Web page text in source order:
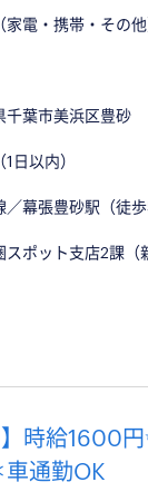
家電・携帯・その他
千葉市美浜区豊砂
日以内）
／幕張豊砂駅（徒歩
スポット支店2課（
】時給1600
車通勤OK